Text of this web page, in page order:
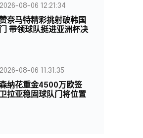
2026-08-06 12:21:34
奈马特精彩挑射破韩国
带领球队挺进亚洲杯决
08-06 11:31:35
纳花重金4500万欧签
拉亚稳固球队门将位置